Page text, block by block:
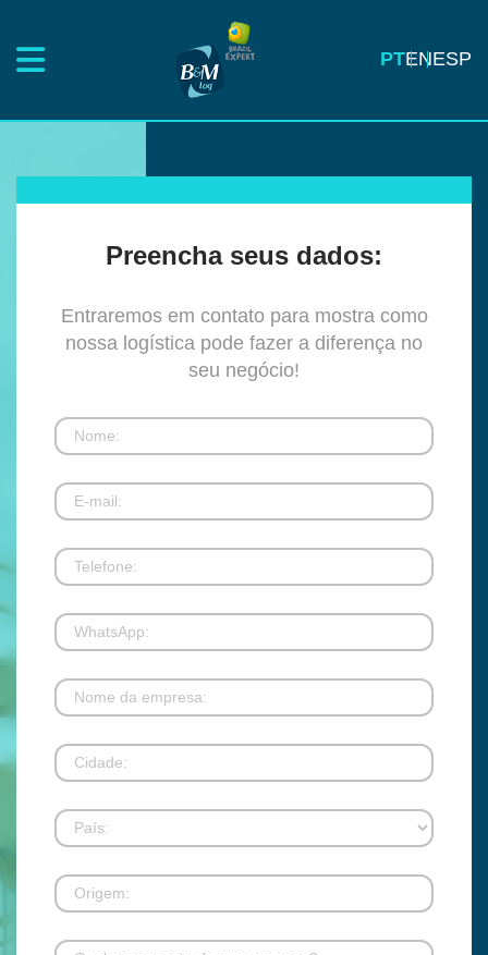
PTENESP
Preencha seus dados:
Entraremos em contato para mostra como
nossa logística pode fazer a diferença no
seu negócio!